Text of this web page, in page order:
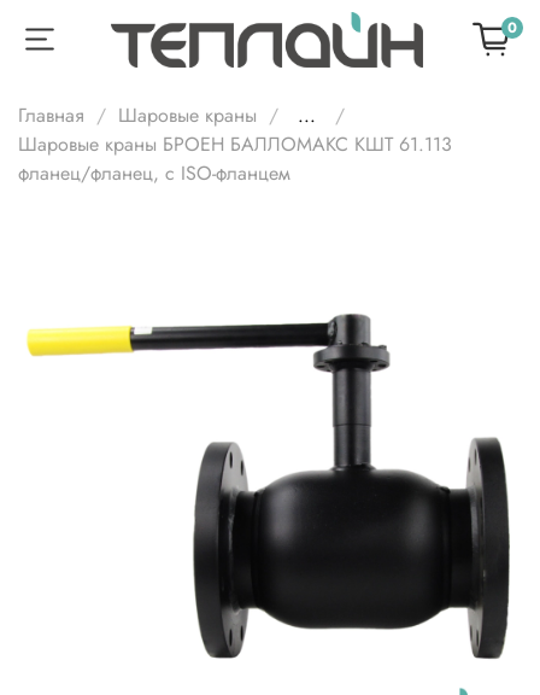
0
Главная Шаровые краны
...
Шаровые краны БРОЕН БАЛЛОМАКС КШТ 61.113
фланец/фланец, с ISO-фланцем